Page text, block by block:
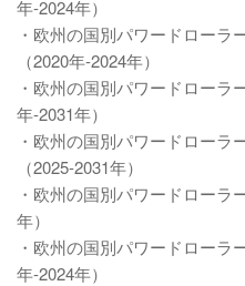
年-2024年）
・欧州の国別パワードローラ
（2020年-2024年）
・欧州の国別パワードローラ
年-2031年）
・欧州の国別パワードローラ
（2025-2031年）
・欧州の国別パワードローラ
年）
・欧州の国別パワードローラ
年-2024年）